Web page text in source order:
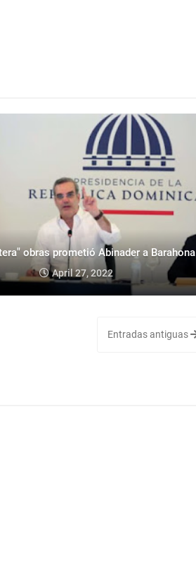
obras prometió Abinader a Barahona
April 27, 2022
Entradas antiguas